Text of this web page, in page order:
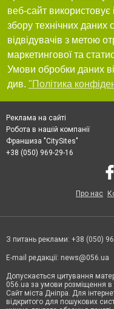
веб-сайт використовує
збору технічних даних
відвідувачів з метою
маркетингової та
Умови обробки даних
див. "Політика
Реклама на сайті
Робота в нашій компанії
Франшиза "CitySites"
+38 (050) 969-29-16
Про нас
З питань реклами: +38 (050)
E-mail редакції: news@056.ua
Допускається цитування
056.ua за умови розміщення в
Сайт міста Дніпра. Для
відкритого для пошукових